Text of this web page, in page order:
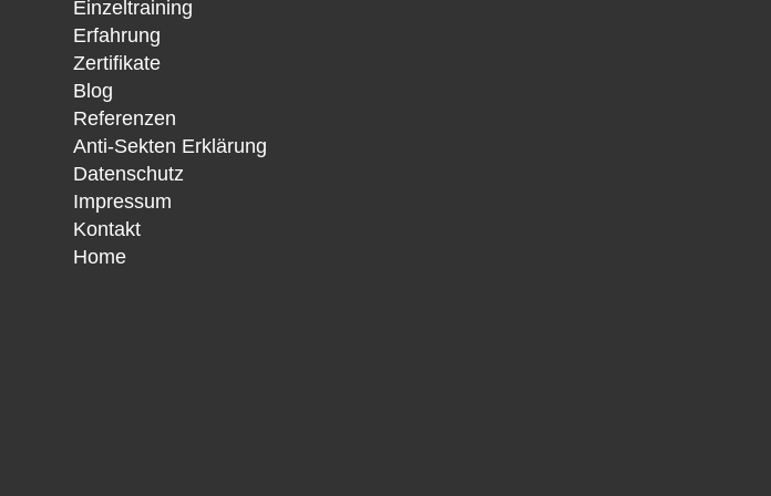
Einzeltraining
Erfahrung
Zertifikate
Blog
Referenzen
Anti-Sekten Erklärung
Datenschutz
Impressum
Kontakt
Home